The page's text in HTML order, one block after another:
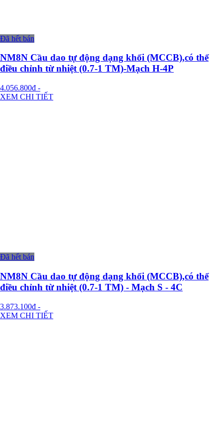
Đã hết bán
NM8N Cầu dao tự động dạng khối (MCCB),có thể
điều chỉnh từ nhiệt (0.7-1 TM)-Mạch H-4P
4.056.800đ -
XEM CHI TIẾT
Đã hết bán
NM8N Cầu dao tự động dạng khối (MCCB),có thể
điều chỉnh từ nhiệt (0.7-1 TM) - Mạch S - 4C
3.873.100đ -
XEM CHI TIẾT